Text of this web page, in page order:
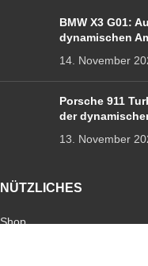
BMW X3 G01:
dynamischen
14. November
Porsche 911
der
13. November
NÜTZLICHES
Shop